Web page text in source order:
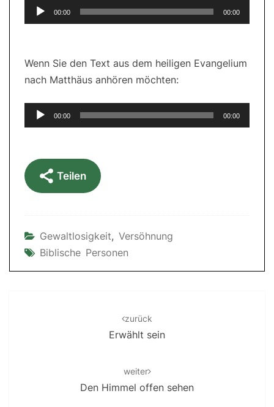
Audio-
Player
00:00 00:00
Wenn Sie den Text aus dem heiligen Evangelium
nach Matthäus anhören möchten:
Audio-
Player
00:00 00:00
Teilen
Gewaltlosigkeit, Versöhnung
Biblische Personen
zurück
Erwählt sein
weiter
Den Himmel offen sehen